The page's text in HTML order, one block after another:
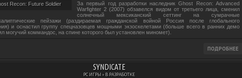
За первый год разработки наследник Ghost Recon: Advanced
Warfighter 2 (2007) обзавелся видом от третьего лица, сменил
солнечный мексиканский сеттинг на сумрачные
пейзажи (раздираемая гражданской войной Россия после глобального
и оснастил группу спецназовцев мощными экзоскелетами (больше всего в ранних демо
могучий коммандос, на спине которого был установлен миномет).
SYNDICATE
PC ИГРЫ » В РАЗРАБОТКЕ